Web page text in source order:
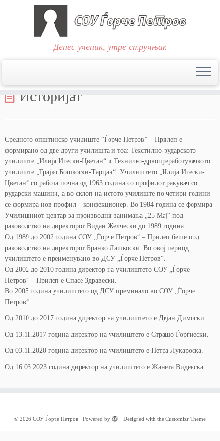
content
Денес ученик, утре стручњак
Историјат
Средното општинско училиште “Ѓорче Петров” – Прилеп е
формирано од две други училишта и тоа: Текстилно-рударското
училиште „Илија Игески-Цветан“ и Техничко-дрвопреработувачкото
училиште „Трајко Бошкоски-Тарцан“. Училиштето „Илија Игески-
Цветан“ со работа почна од 1963 година со профилот ракувач со
рударски машини, а во склоп на истото училиште по четири години
се формира нов профил – конфекционер. Во 1984 година се формира
Училишниот центар за производни занимања „25 Мај“ под
раководство на директорот Видан Желчески до 1989 година.
Од 1989 до 2002 година СОУ „Ѓорче Петров“ – Прилеп беше под
раководство на директорот Бранко Лашкоски. Во овој период
училиштето е преименувано во ДСУ „Ѓорче Петров“.
Од 2002 до 2010 година директор на училиштето СОУ „Ѓорче
Петров“ – Прилеп е Спасе Здравески.
Во 2005 година училиштето од ДСУ преминало во СОУ „Ѓорче
Петров“.
Од 2010 до 2017 година директор на училиштето е Дејан Димоски.
Од 13.11.2017 година директор на училиштето е Страшо Ѓорѓиески.
Од 03.11.2020 година директор на училиштето е Петра Лукароска.
Од 16.03.2023 година директор на училиштето е Жанета Видевска.
· © 2026 СОУ Ѓорче Петров · Powered by · Designed with the Customizr Theme ·